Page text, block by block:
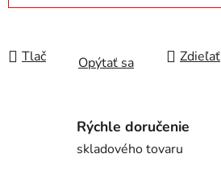
Tlač Opýtať sa Zdieľať
Rýchle doručenie
skladového tovaru